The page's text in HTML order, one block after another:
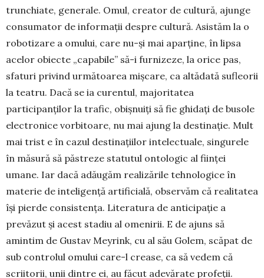
trunchiate, generale. Omul, creator de cultură, ajunge
consumator de informații despre cultură. Asistăm la o
robotizare a omului, care nu-și mai aparține, în lipsa
acelor obiecte „capabile” să-i furnizeze, la orice pas,
sfaturi privind următoarea mișcare, ca altădată sufleorii
la teatru. Dacă se ia curentul, majoritatea
participanților la trafic, obișnuiți să fie ghidați de busole
electronice vorbitoare, nu mai ajung la destinație. Mult
mai trist e în cazul destinațiilor intelectuale, singurele
în măsură să păstreze statutul ontologic al ființei
umane. Iar dacă adăugăm realizările tehnologice în
materie de inteligență artificială, observăm că realitatea
își pierde consistența. Literatura de anticipație a
prevăzut și acest stadiu al omenirii. E de ajuns să
amintim de Gustav Meyrink, cu al său Golem, scăpat de
sub controlul omului care-l crease, ca să vedem că
scriitorii, unii dintre ei, au făcut adevărate profeții.